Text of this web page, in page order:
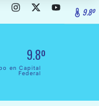
9.8º
9.8º
en Capital
Federal